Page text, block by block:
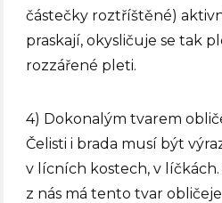
částečky roztříštěné)
praskají, okysličuje se tak
rozzářené pleti.
4) Dokonalým tvarem
Čelisti i brada musí být
v lícních kostech, v
z nás má tento tvar